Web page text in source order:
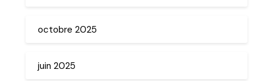
octobre 2025
juin 2025